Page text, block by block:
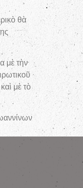
θὰ
μὲ τὴν
μὲ τὸ